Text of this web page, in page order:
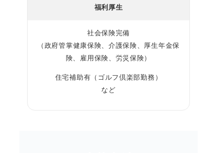
福利厚生
社会保険完備
（政府管掌健康保険、介護保険、厚生年金保
険、雇用保険、労災保険）
住宅補助有（ゴルフ倶楽部勤務）
など